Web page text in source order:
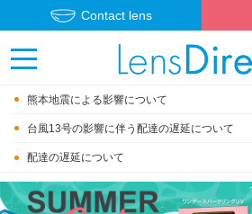
Contact lens
熊本地震による影響について
台風13号の影響に伴う配達の遅延について
配達の遅延について